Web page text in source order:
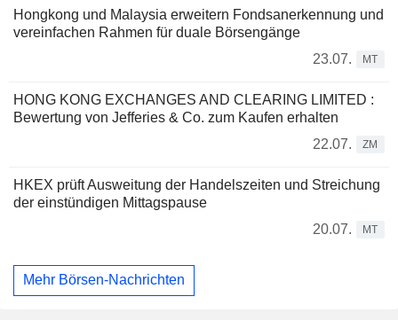
Hongkong und Malaysia erweitern Fondsanerkennung und
vereinfachen Rahmen für duale Börsengänge
23.07.
MT
HONG KONG EXCHANGES AND CLEARING LIMITED :
Bewertung von Jefferies & Co. zum Kaufen erhalten
22.07.
ZM
HKEX prüft Ausweitung der Handelszeiten und Streichung
der einstündigen Mittagspause
20.07.
MT
Mehr Börsen-Nachrichten